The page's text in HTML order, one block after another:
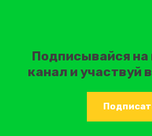
Подписывайся на
канал и участвуй